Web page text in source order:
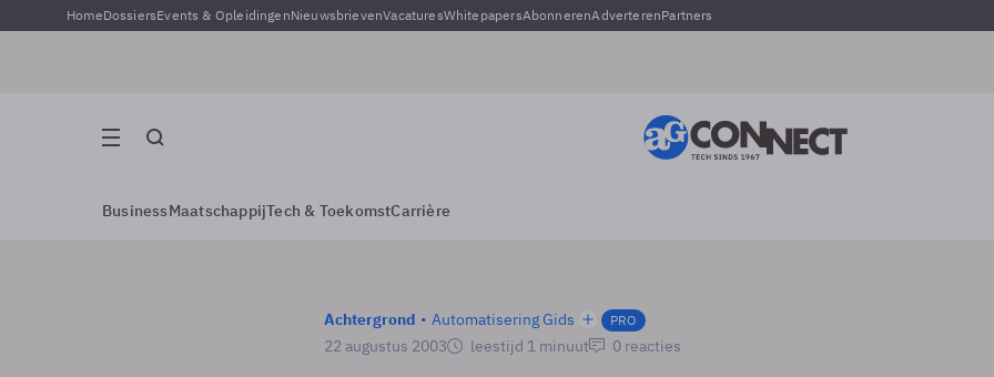
HomeDossiersEvents & OpleidingenNieuwsbrievenVacaturesWhitepapersAbonnerenAdverterenPartners
BusinessMaatschappijTech & ToekomstCarrière
Achtergrond Automatisering Gids PRO
22 augustus 2003 leestijd 1 minuut 0 reacties